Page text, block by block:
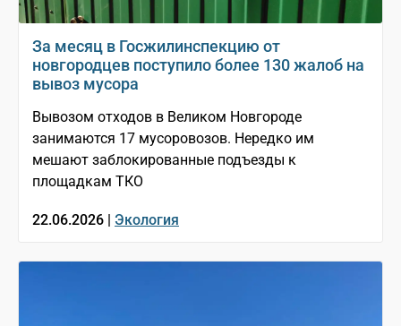
За месяц в Госжилинспекцию от
новгородцев поступило более 130 жалоб на
вывоз мусора
Вывозом отходов в Великом Новгороде
занимаются 17 мусоровозов. Нередко им
мешают заблокированные подъезды к
площадкам ТКО
22.06.2026 | Экология